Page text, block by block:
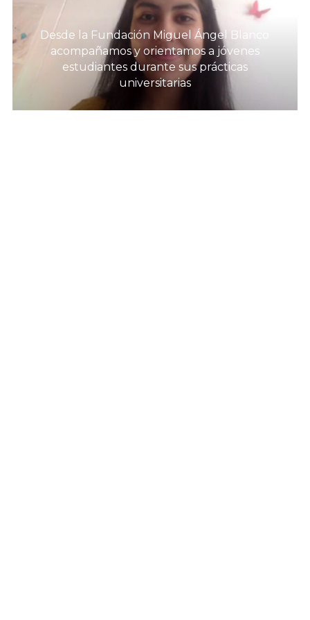
Desde la Fundación Miguel Ángel Blanco
acompañamos y orientamos a jóvenes
estudiantes durante sus prácticas
universitarias